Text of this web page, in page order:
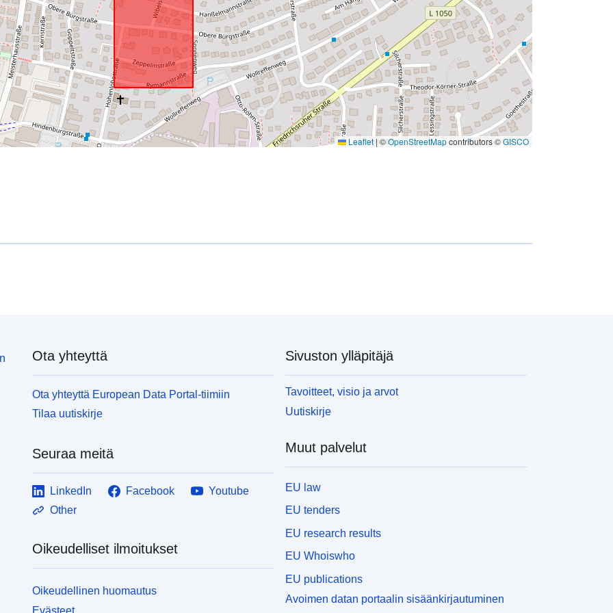
Leaflet|©OpenStreetMapcontributors ©GISCO
Ota yhteyttä
Ota yhteyttä European Data Portal-tiimiin
Tilaa uutiskirje
Seuraa meitä
LinkedIn Facebook
Youtube
Other
Oikeudelliset ilmoitukset
Oikeudellinen huomautus
Evästeet
Sivuston ylläpitäjä
Tavoitteet, visio ja arvot
Uutiskirje
Muut palvelut
EU law
EU tenders
EU research results
EU Whoiswho
EU publications
Avoimen datan portaalin sisäänkirjautuminen